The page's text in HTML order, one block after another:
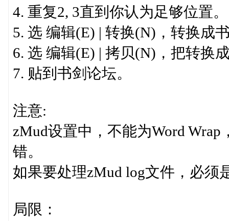
4. 重复2, 3直到你认为足够位置。
5. 选 编辑(E) | 转换(N)，转换成
6. 选 编辑(E) | 拷贝(N)，把转换
7. 贴到书剑论坛。
注意:
zMud设置中，不能为Word
错。
如果要处理zMud log文件，必须
局限：